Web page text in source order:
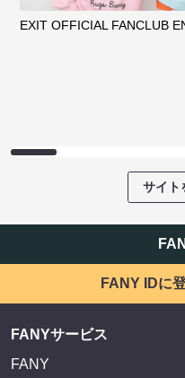
EXIT OFFICIAL FANCLUB
サイト
FANY IDに
FANYサービス
FANY